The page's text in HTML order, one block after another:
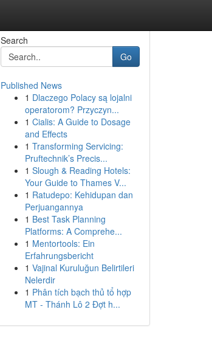
Search
Go
Published News
1 Dlaczego Polacy są lojalni
operatorom? Przyczyn...
1 Cialis: A Guide to Dosage
and Effects
1 Transforming Servicing:
Pruftechnik’s Precis...
1 Slough & Reading Hotels:
Your Guide to Thames V...
1 Ratudepo: Kehidupan dan
Perjuangannya
1 Best Task Planning
Platforms: A Comprehe...
1 Mentortools: Ein
Erfahrungsbericht
1 Vajinal Kuruluğun Belirtileri
Nelerdir
1 Phân tích bạch thủ tổ hợp
MT - Thánh Lô 2 Đợt h...